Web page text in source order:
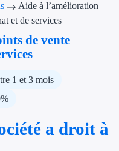
Transition
Aide à l’amélioration
et de services
de vente
1 et 3 mois
a droit à